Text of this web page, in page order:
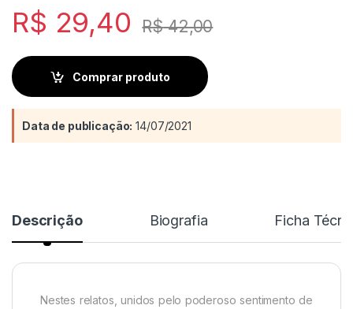
R$ 29,40 R$42,00
Comprar produto
Data de publicação: 14/07/2021
Descrição Biografia Ficha
Nestes relatos, unidos pelo poderoso sentimento de